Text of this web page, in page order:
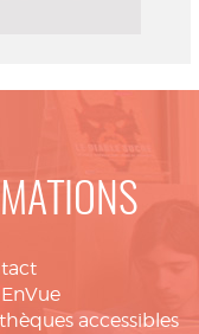
accessibles